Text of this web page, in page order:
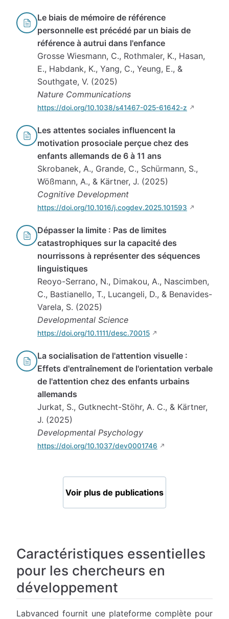
Le biais de mémoire de référence
personnelle est précédé par un biais de
référence à autrui dans l'enfance
Grosse Wiesmann, C., Rothmaler, K., Hasan,
E., Habdank, K., Yang, C., Yeung, E., &
Southgate, V. (2025)
Nature Communications
https://doi.org/10.1038/s41467-025-61642-z
Les attentes sociales influencent la
motivation prosociale perçue chez des
enfants allemands de 6 à 11 ans
Skrobanek, A., Grande, C., Schürmann, S.,
Wößmann, A., & Kärtner, J. (2025)
Cognitive Development
https://doi.org/10.1016/j.cogdev.2025.101593
Dépasser la limite : Pas de limites
catastrophiques sur la capacité des
nourrissons à représenter des séquences
linguistiques
Reoyo-Serrano, N., Dimakou, A., Nascimben,
C., Bastianello, T., Lucangeli, D., & Benavides-
Varela, S. (2025)
Developmental Science
https://doi.org/10.1111/desc.70015
La socialisation de l'attention visuelle :
Effets d'entraînement de l'orientation verbale
de l'attention chez des enfants urbains
allemands
Jurkat, S., Gutknecht-Stöhr, A. C., & Kärtner,
J. (2025)
Developmental Psychology
https://doi.org/10.1037/dev0001746
Voir plus de publications
Caractéristiques essentielles
pour les chercheurs en
développement
Labvanced fournit une plateforme complète pour